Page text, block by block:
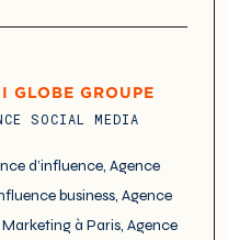
GROUPE
SOCIAL MEDIA
d’influence, Agence
business, Agence
à Paris, Agence